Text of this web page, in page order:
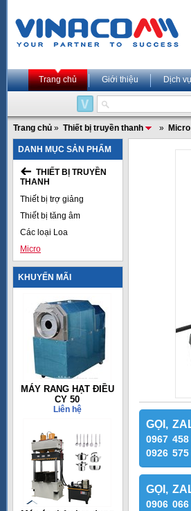
Trang chủ Giới thiệu Dịch vụ
Trang chủ » Thiết bị truyền thanh » Micro
DANH MỤC SẢN PHẨM
THIẾT BỊ TRUYỀN
THANH
Thiết bị trợ giảng
Thiết bị tăng âm
Các loại Loa
Micro
KHUYẾN MÃI
MÁY RANG HẠT ĐIỀU
CY 50
Liên hệ
GỌI,
0967
0926
GỌI,
0906